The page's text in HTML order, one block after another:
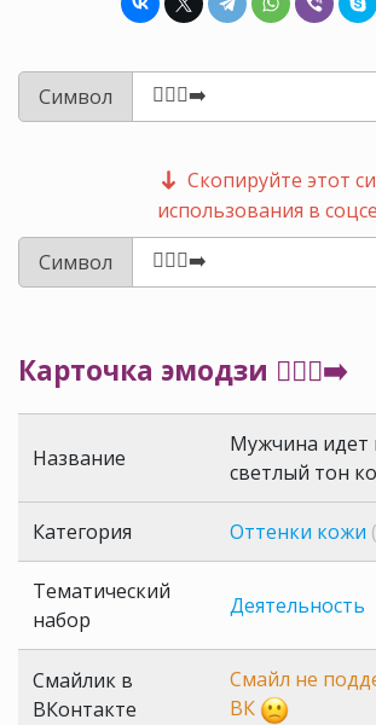
Символ
Скопируйте этот
использования в
Символ
Карточка эмодзи 🚶🏼‍♂️‍➡️
Название
Мужчина идет
светлый тон
Категория Оттенки кожи
Тематический
набор
Деятельность
Смайлик в
ВКонтакте
Смайл не
ВК